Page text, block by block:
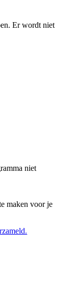
Er wordt niet
niet
maken voor je